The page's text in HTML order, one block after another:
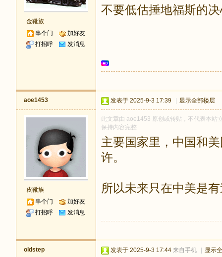
金靴族
串个门
加好友
打招呼
发消息
不要低估捶地福斯的
aoe1453
皮靴族
串个门
加好友
打招呼
发消息
发表于 2025-9-3 17:39 显示全部楼层
此文章由 aoe1453 原创或转贴，不代表本站
保持内容完整
主要国家里，中国和
许。
所以未来只在中美是
oldstep 发表于 2025-9-3 17:44 来自手机 显示